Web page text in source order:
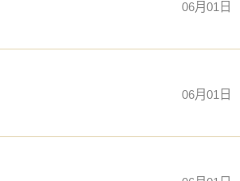
06月01日
06月01日